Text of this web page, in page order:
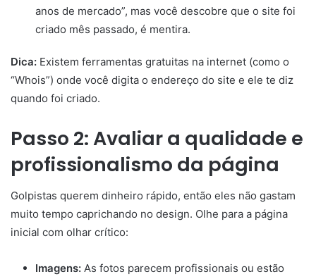
anos de mercado”, mas você descobre que o site foi
criado mês passado, é mentira.
Dica: Existem ferramentas gratuitas na internet (como o
“Whois”) onde você digita o endereço do site e ele te diz
quando foi criado.
Passo 2: Avaliar a qualidade e
profissionalismo da página
Golpistas querem dinheiro rápido, então eles não gastam
muito tempo caprichando no design. Olhe para a página
inicial com olhar crítico:
Imagens: As fotos parecem profissionais ou estão